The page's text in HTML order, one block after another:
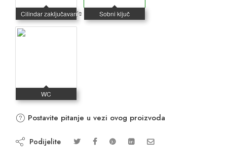
Postavite pitanje u vezi ovog proizvoda
Podijelite